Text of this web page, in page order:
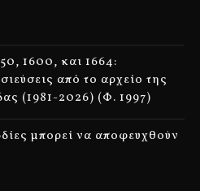
1600, και 1664:
από το αρχείο της
(1981-2026) (Φ. 1997)
μπορεί να αποφευχθούν